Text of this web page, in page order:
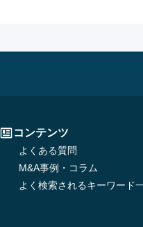
コンテンツ
よくある質問
M&A事例・コラム
よく検索されるキーワード